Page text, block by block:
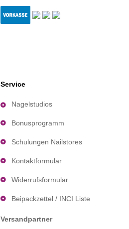
Service
Nagelstudios
Bonusprogramm
Schulungen Nailstores
Kontaktformular
Widerrufsformular
Beipackzettel / INCI Liste
Versandpartner